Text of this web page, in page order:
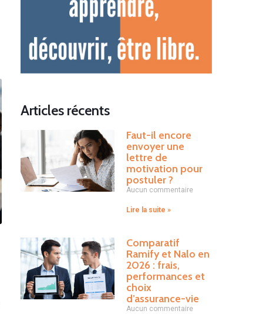
Articles récents
Faut-il encore
envoyer une
lettre de
motivation pour
postuler ?
Aucun commentaire
Lire la suite »
Comparatif
Ramify et Nalo en
2026 : frais,
performances et
choix
d’assurance-vie
Aucun commentaire